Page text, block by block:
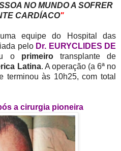
NO MUNDO A SOFRER
CARDÍACO"
equipe do Hospital das
pelo Dr. EURYCLIDES DE
o primeirotransplante de
Latina. A operação (a 6ª no
terminou às 10h25, com total
a cirurgia pioneira